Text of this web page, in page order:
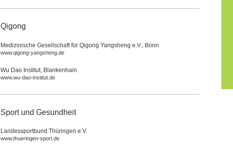
Qigong
Medizinische Gesellschaft für Qigong Yangsheng e.V., Bonn
www.qigong-yangsheng.de
Wu Dao Institut, Blankenhain
www.wu-dao-institut.de
Sport und Gesundheit
Landessportbund Thüringen e.V.
www.thueringen-sport.de